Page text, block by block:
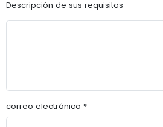
Descripción de sus requisitos
correo electrónico *